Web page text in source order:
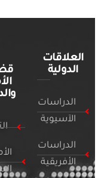
العلاقات
الدولية
الدراسات
الآسيوية
الدراسات
الأفريقية